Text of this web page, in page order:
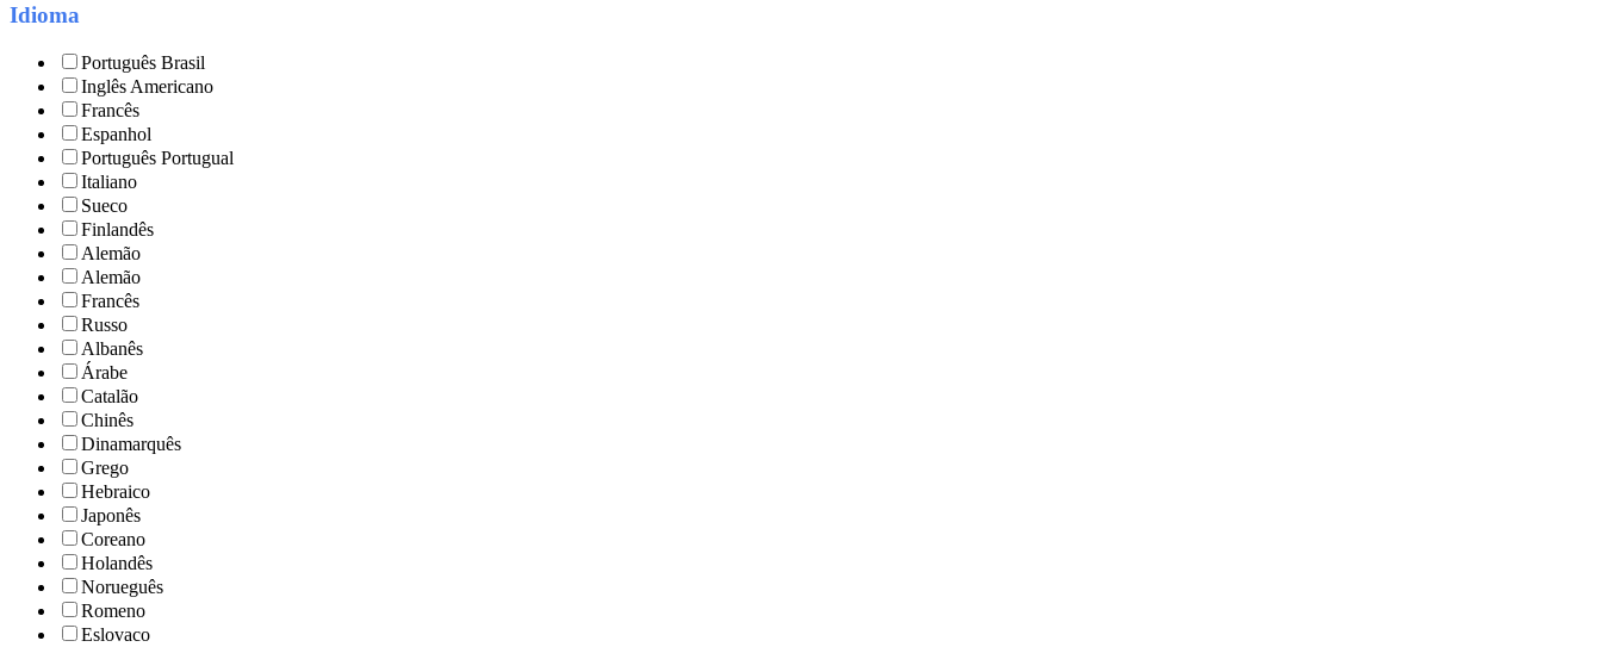
Idioma
Português Brasil
Inglês Americano
Francês
Espanhol
Português Portugual
Italiano
Sueco
Finlandês
Alemão
Alemão
Francês
Russo
Albanês
Árabe
Catalão
Chinês
Dinamarquês
Grego
Hebraico
Japonês
Coreano
Holandês
Norueguês
Romeno
Eslovaco